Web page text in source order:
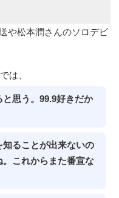
や松本潤さんのソロデビ
は、
思う。99.9好きだか
ることが出来ないの
これからまた番宣な